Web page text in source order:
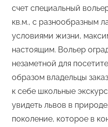
счет специальный
кв.м., с разнообразным
условиями жизни,
настоящим. Вольер
незаметной для
образом владельцы
к себе школьные
увидеть львов в
поколение, которое в